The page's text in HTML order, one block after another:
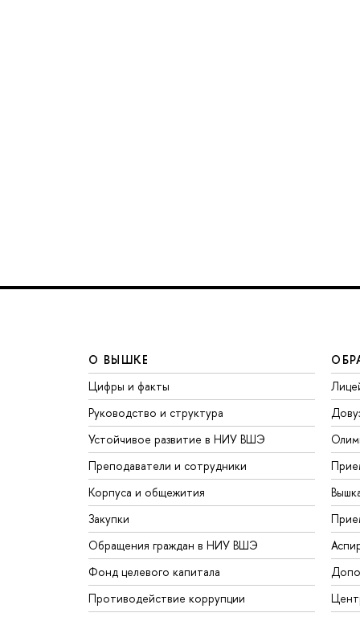
О ВЫШКЕ
Цифры и факты
Руководство и структура
Устойчивое развитие в НИУ ВШЭ
Преподаватели и сотрудники
Корпуса и общежития
Закупки
Обращения граждан в НИУ ВШЭ
Фонд целевого капитала
Противодействие коррупции